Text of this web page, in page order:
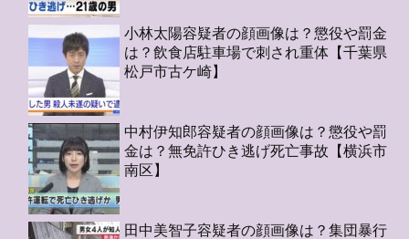
小林太陽容疑者の顔画像は？懲役や罰金
は？飲食店駐車場で刺され重体【千葉県
松戸市古ケ崎】
中村伊知郎容疑者の顔画像は？懲役や罰
金は？無免許ひき逃げ死亡事故【横浜市
南区】
田中美智子容疑者の顔画像は？集団暴行